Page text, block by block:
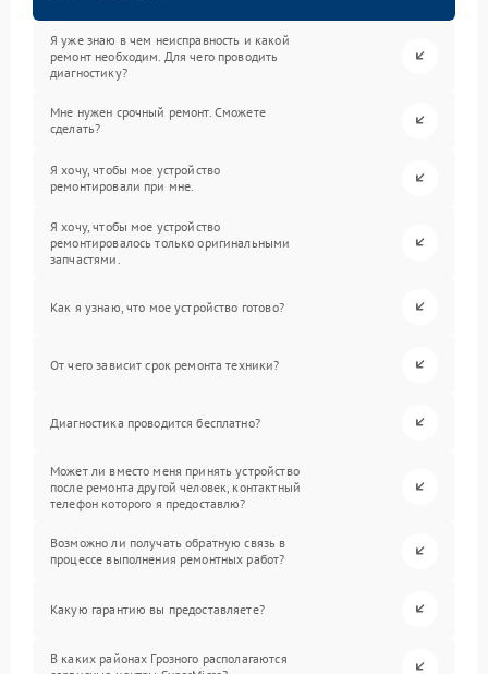
Я уже знаю в чем неисправность и какой
ремонт необходим. Для чего проводить
диагностику?
Мне нужен срочный ремонт. Сможете
сделать?
Я хочу, чтобы мое устройство
ремонтировали при мне.
Я хочу, чтобы мое устройство
ремонтировалось только оригинальными
запчастями.
Как я узнаю, что мое устройство готово?
От чего зависит срок ремонта техники?
Диагностика проводится бесплатно?
Может ли вместо меня принять устройство
после ремонта другой человек, контактный
телефон которого я предоставлю?
Возможно ли получать обратную связь в
процессе выполнения ремонтных работ?
Какую гарантию вы предоставляете?
В каких районах Грозного располагаются